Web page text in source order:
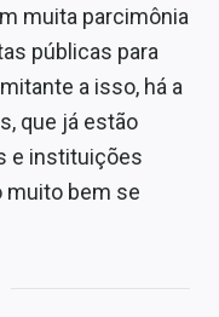
muita parcimônia
públicas para
a isso, há a
que já estão
e instituições
muito bem se